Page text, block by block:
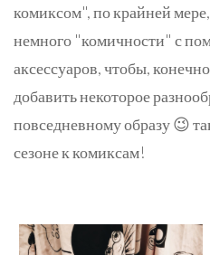
комиксом", по крайней
немного "комичности" с
аксессуаров, чтобы,
добавить некоторое
повседневному образу 😉
сезоне к комиксам!